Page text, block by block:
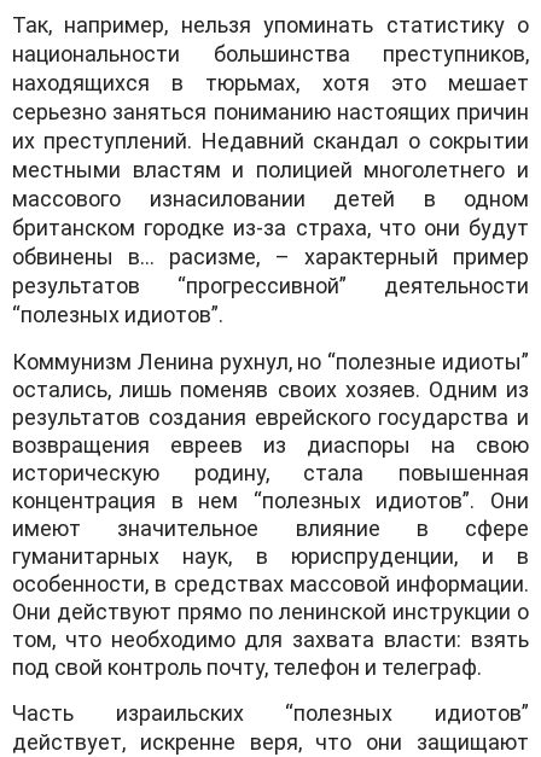
Так, например, нельзя упоминать статистику о
национальности большинства преступников,
находящихся в тюрьмах, хотя это мешает
серьезно заняться пониманию настоящих причин
их преступлений. Недавний скандал о сокрытии
местными властям и полицией многолетнего и
массового изнасиловании детей в одном
британском городке из-за страха, что они будут
обвинены в… расизме, – характерный пример
результатов “прогрессивной” деятельности
“полезных идиотов”.
Коммунизм Ленина рухнул, но “полезные идиоты”
остались, лишь поменяв своих хозяев. Одним из
результатов создания еврейского государства и
возвращения евреев из диаспоры на свою
историческую родину, стала повышенная
концентрация в нем “полезных идиотов”. Они
имеют значительное влияние в сфере
гуманитарных наук, в юриспруденции, и в
особенности, в средствах массовой информации.
Они действуют прямо по ленинской инструкции о
том, что необходимо для захвата власти: взять
под свой контроль почту, телефон и телеграф.
Часть израильских “полезных идиотов”
действует, искренне веря, что они защищают